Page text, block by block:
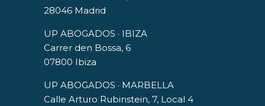
28046 Madrid
UP ABOGADOS · IBIZA
Carrer den Bossa, 6
07800 Ibiza
UP ABOGADOS · MARBELLA
Calle Arturo Rubinstein, 7, Local 4